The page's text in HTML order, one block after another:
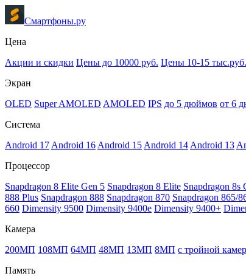
Смартфоны.ру
Цена
Акции и скидки Цены до 10000 руб. Цены 10-15 тыс.руб.
Экран
OLED Super AMOLED AMOLED IPS до 5 дюймов от 6
Система
Android 17 Android 16 Android 15 Android 14 Android 13
Процессор
Snapdragon 8 Elite Gen 5 Snapdragon 8 Elite Snapdragon 8s
888 Plus Snapdragon 888 Snapdragon 870 Snapdragon 865/
660 Dimensity 9500 Dimensity 9400e Dimensity 9400+
Камера
200МП 108МП 64МП 48МП 13МП 8МП с тройной
Память